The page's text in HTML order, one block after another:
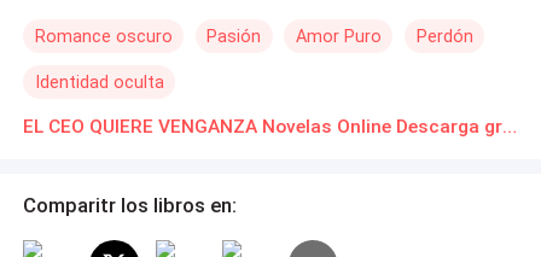
Romance oscuro Pasión Amor Puro Perdón
Identidad oculta
EL CEO QUIERE VENGANZA Novelas Online Descarga gratuita de PDF
Comparitr los libros en: